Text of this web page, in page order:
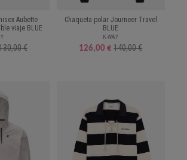
Aubette
viaje BLUE
€
Chaqueta polar Journeer Travel
BLUE
K-WAY
126,00 € 140,00 €